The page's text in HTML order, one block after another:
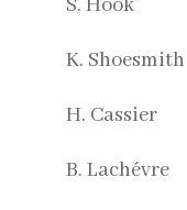
K. Shoesmith
H. Cassier
B. Lachévre